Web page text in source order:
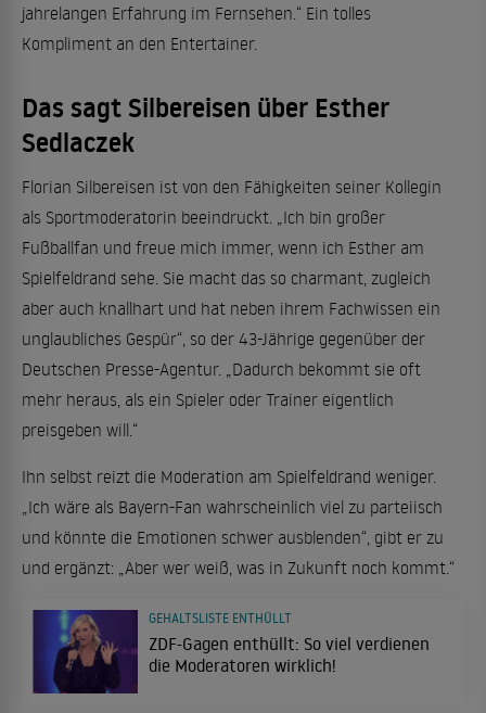
jahrelangen Erfahrung im Fernsehen.“ Ein tolles
Kompliment an den Entertainer.
Das sagt Silbereisen über Esther
Sedlaczek
Florian Silbereisen ist von den Fähigkeiten seiner Kollegin
als Sportmoderatorin beeindruckt. „Ich bin großer
Fußballfan und freue mich immer, wenn ich Esther am
Spielfeldrand sehe. Sie macht das so charmant, zugleich
aber auch knallhart und hat neben ihrem Fachwissen ein
unglaubliches Gespür“, so der 43-Jährige gegenüber der
Deutschen Presse-Agentur. „Dadurch bekommt sie oft
mehr heraus, als ein Spieler oder Trainer eigentlich
preisgeben will.“
Ihn selbst reizt die Moderation am Spielfeldrand weniger.
„Ich wäre als Bayern-Fan wahrscheinlich viel zu parteiisch
und könnte die Emotionen schwer ausblenden“, gibt er zu
und ergänzt: „Aber wer weiß, was in Zukunft noch kommt.“
ZDF-Gagen enthüllt: So viel verdienen
die Moderatoren wirklich!
GEHALTSLISTE ENTHÜLLT